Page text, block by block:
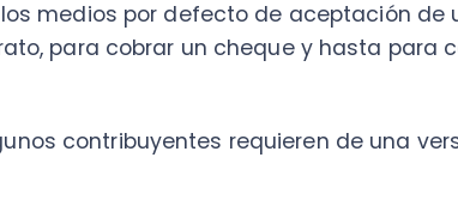
digital:una firma electrónica, el carnet de
permite validar trámites y transacciones
que puede ser enviado a través de
que es utilizado como medio electrónico